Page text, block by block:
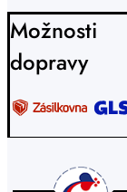
Možnosti
dopravy